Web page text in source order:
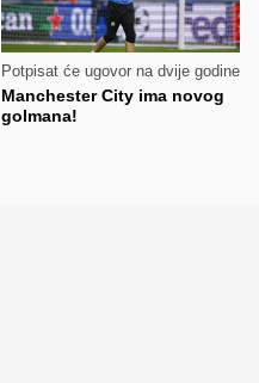
Potpisat će ugovor na dvije godine
Manchester City ima novog
golmana!